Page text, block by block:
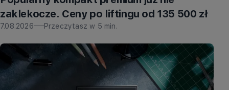
zaklekocze. Ceny po liftingu od 135 500 zł
7.08.2026 Przeczytasz w 5 min.